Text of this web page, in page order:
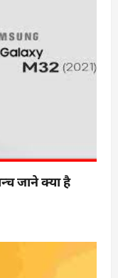
जाने क्या है